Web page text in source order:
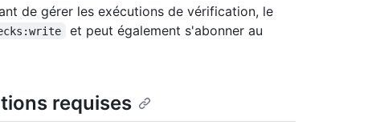
de gérer les exécutions de vérification, le
et peut également s'abonner au
requises